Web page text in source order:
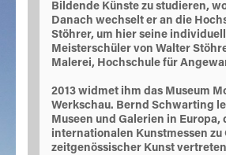
Bildende Künste zu studieren,
Danach wechselt er an die
Stöhrer, um hier seine
Meisterschüler von Walter
Malerei, Hochschule für
2013 widmet ihm das Museum
Werkschau. Bernd Schwarting
Museen und Galerien in Europa,
internationalen Kunstmessen
zeitgenössischer Kunst